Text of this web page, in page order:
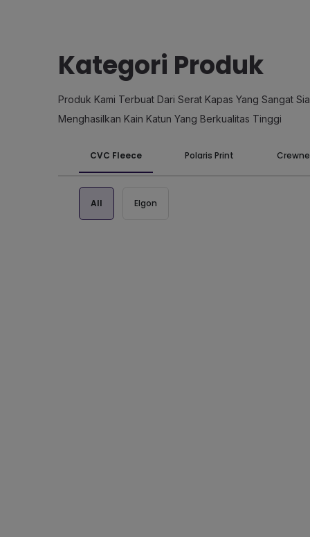
Kategori Produk
Produk Kami Terbuat Dari Serat Kapas Yang Sangat
Menghasilkan Kain Katun Yang Berkualitas Tinggi
CVC Fleece Polaris Print
All Elgon